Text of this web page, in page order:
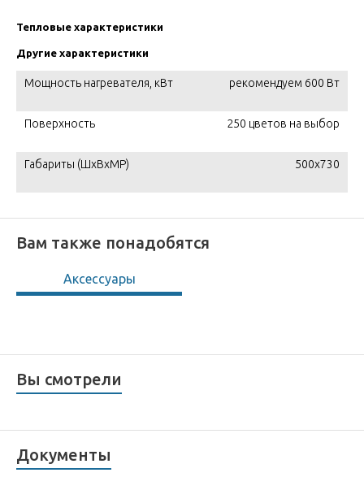
Тепловые характеристики
Другие характеристики
Мощность нагревателя, кВт рекомендуем 600 Вт
Поверхность 250 цветов на выбор
Габариты (ШxВxМР) 500x730
Вам также понадобятся
Аксессуары
Вы смотрели
Документы